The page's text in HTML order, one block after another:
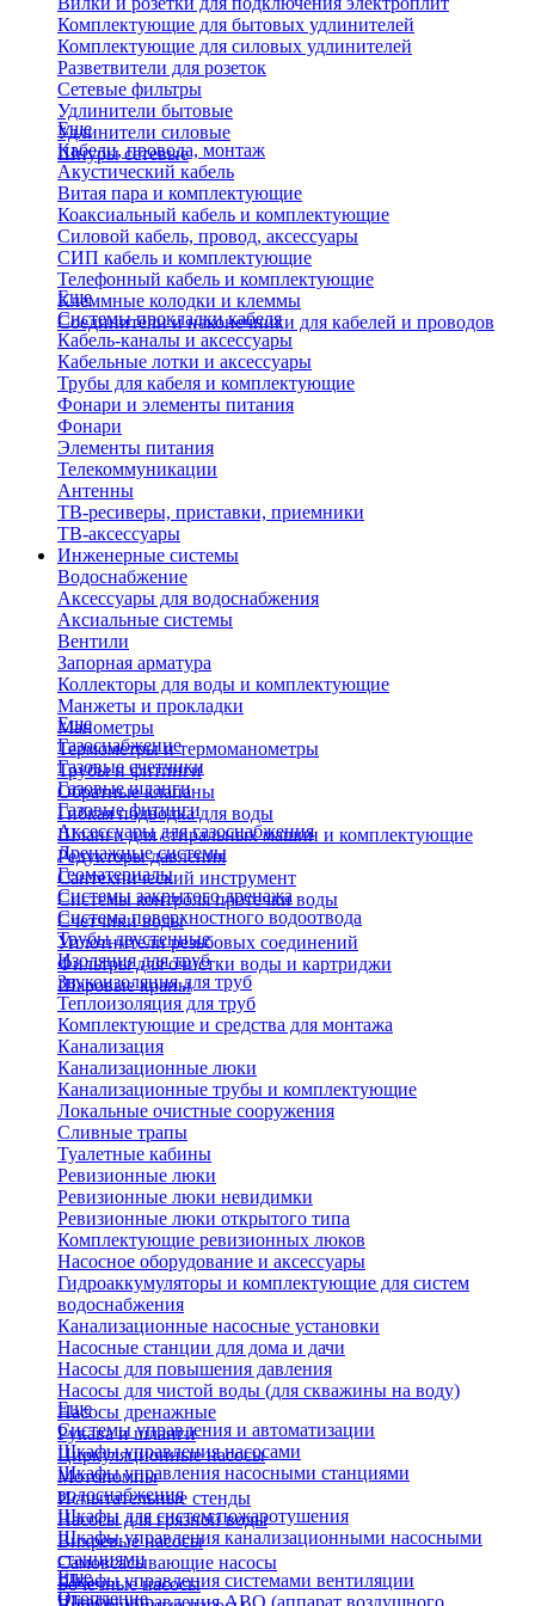
Комплектующие для бытовых удлинителей
Комплектующие для силовых удлинителей
Разветвители для розеток
Сетевые фильтры
Удлинители бытовые
Удлинители силовые
Шнуры сетевые
Еще
Кабели, провода, монтаж
Акустический кабель
Витая пара и комплектующие
Коаксиальный кабель и комплектующие
Силовой кабель, провод, аксессуары
СИП кабель и комплектующие
Телефонный кабель и комплектующие
Клеммные колодки и клеммы
Соединители и наконечники для кабелей и проводов
Еще
Системы прокладки кабеля
Кабель-каналы и аксессуары
Кабельные лотки и аксессуары
Трубы для кабеля и комплектующие
Фонари и элементы питания
Фонари
Элементы питания
Телекоммуникации
Антенны
ТВ-ресиверы, приставки, приемники
ТВ-аксессуары
Инженерные системы
Водоснабжение
Аксессуары для водоснабжения
Аксиальные системы
Вентили
Запорная арматура
Коллекторы для воды и комплектующие
Манжеты и прокладки
Манометры
Термометры и термоманометры
Трубы и фитинги
Обратные клапаны
Гибкая подводка для воды
Шланги для стиральных машин и комплектующие
Редукторы давления
Сантехнический инструмент
Системы контроля протечки воды
Счетчики воды
Уплотнители резьбовых соединений
Фильтры для очистки воды и картриджи
Шаровые краны
Еще
Газоснабжение
Газовые счетчики
Газовые шланги
Газовые фитинги
Аксессуары для газоснабжения
Дренажные системы
Геоматериалы
Системы закрытого дренажа
Система поверхностного водоотвода
Трубы двустенные
Изоляция для труб
Звукоизоляция для труб
Теплоизоляция для труб
Комплектующие и средства для монтажа
Канализация
Канализационные люки
Канализационные трубы и комплектующие
Локальные очистные сооружения
Сливные трапы
Туалетные кабины
Ревизионные люки
Ревизионные люки невидимки
Ревизионные люки открытого типа
Комплектующие ревизионных люков
Насосное оборудование и аксессуары
Гидроаккумуляторы и комплектующие для систем
водоснабжения
Канализационные насосные установки
Насосные станции для дома и дачи
Насосы для повышения давления
Насосы для чистой воды (для скважины на воду)
Насосы дренажные
Рукава и шланги
Циркуляционные насосы
Мотопомпы
Испытательные стенды
Насосы для грязной воды
Вихревые насосы
Самовсасывающие насосы
Бочечные насосы
Еще
Системы управления и автоматизации
Шкафы управления насосами
Шкафы управления насосными станциями
водоснабжения
Шкафы для систем пожаротушения
Шкафы управления канализационными насосными
станциями
Шкафы управления системами вентиляции
Шкафы управления АВО (аппарат воздушного
Еще
Отопление